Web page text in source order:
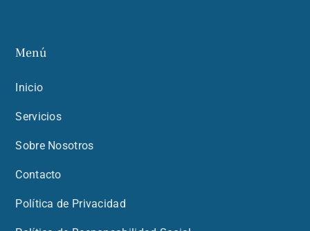
Menú
Inicio
Servicios
Sobre Nosotros
Contacto
Política de Privacidad